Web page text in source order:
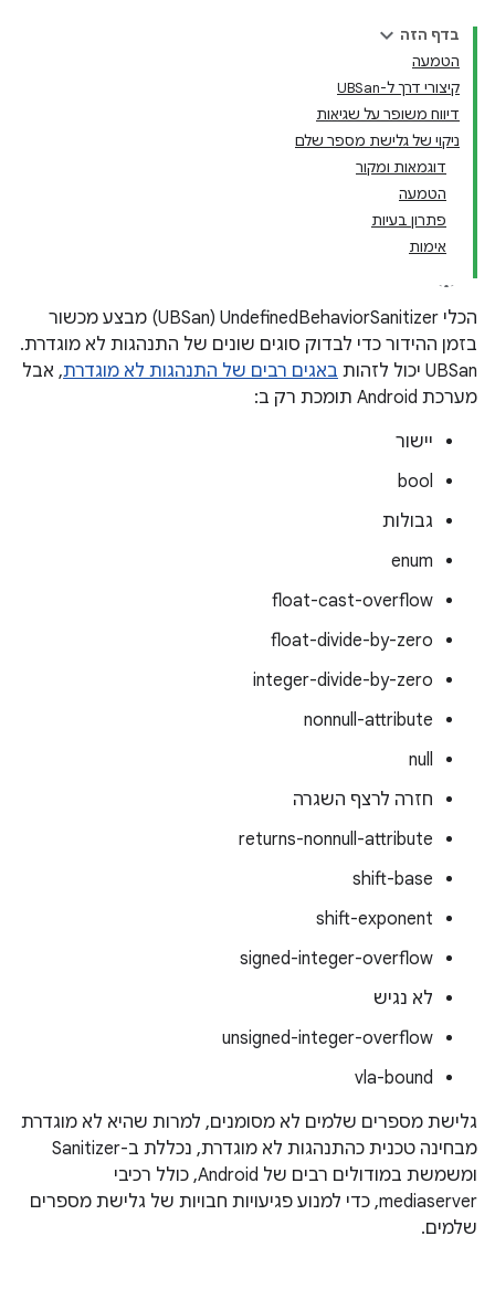
בדף הזה
הטמעה
קיצורי דרך ל-UBSan
דיווח משופר על שגיאות
ניקוי של גלישת מספר שלם
דוגמאות ומקור
הטמעה
פתרון בעיות
אימות
הכלי UndefinedBehaviorSanitizer‏ (UBSan) מבצע מכשור
בזמן ההידור כדי לבדוק סוגים שונים של התנהגות לא מוגדרת.
‫UBSan יכול לזהות
באגים רבים של התנהגות לא מוגדרת, אבל
מערכת Android תומכת רק ב:
יישור
‫bool
גבולות
enum
float-cast-overflow
float-divide-by-zero
integer-divide-by-zero
nonnull-attribute
null
חזרה לרצף השגרה
returns-nonnull-attribute
shift-base
shift-exponent
signed-integer-overflow
לא נגיש
unsigned-integer-overflow
vla-bound
גלישת מספרים שלמים לא מסומנים, למרות שהיא לא מוגדרת
מבחינה טכנית כהתנהגות לא מוגדרת, נכללת ב-Sanitizer
ומשמשת במודולים רבים של Android, כולל רכיבי
mediaserver, כדי למנוע פגיעויות חבויות של גלישת מספרים
שלמים.